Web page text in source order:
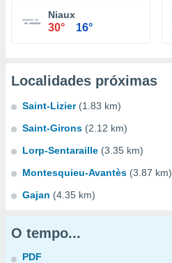
Niaux
30° 16°
Localidades próximas
Saint-Lizier (1.83 km)
Saint-Girons (2.12 km)
Lorp-Sentaraille (3.35 km)
Montesquieu-Avantès (3.87 km)
Gajan (4.35 km)
O tempo...
PDF